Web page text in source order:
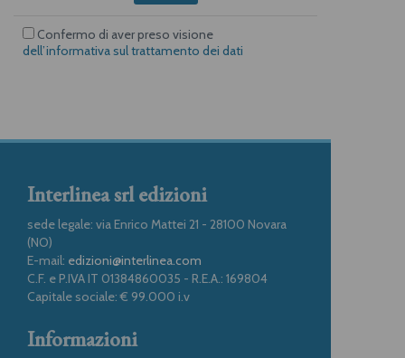
Confermo di aver preso visione
dell’informativa sul trattamento dei dati
Interlinea srl edizioni
sede legale: via Enrico Mattei 21 - 28100 Novara
(NO)
E-mail: edizioni@interlinea.com
C.F. e P.IVA IT 01384860035 - R.E.A.: 169804
Capitale sociale: € 99.000 i.v
Informazioni